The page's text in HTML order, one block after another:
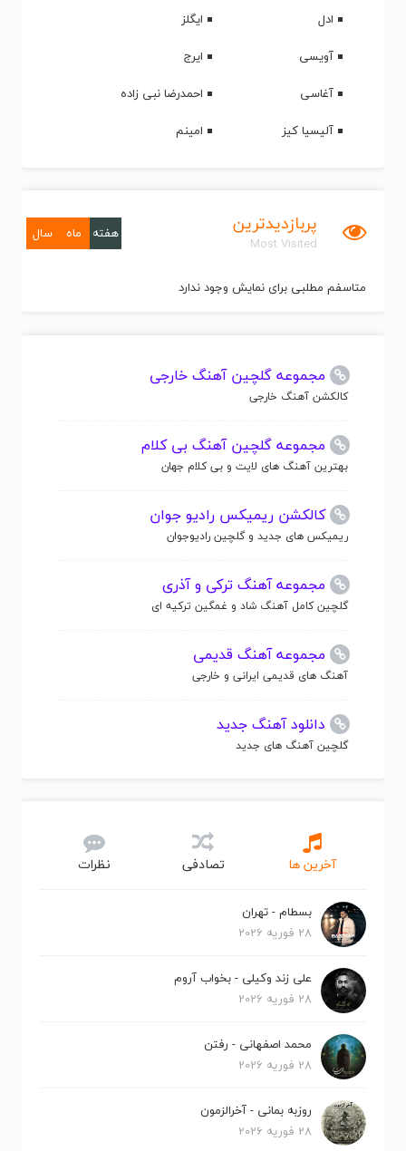
ادل
ایگلز
آویسی
ایرج
آغاسی
احمدرضا نبی زاده
آلیسیا کیز
امینم
پربازدیدترین
Most Visited
هفته ماه سال
متاسفم مطلبی برای نمایش وجود ندارد
مجموعه گلچین آهنگ خارجی
کالکشن آهنگ خارجی
مجموعه گلچین آهنگ بی کلام
بهترین آهنگ های لایت و بی کلام جهان
کالکشن ریمیکس رادیو جوان
ریمیکس های جدید و گلچین رادیوجوان
مجموعه آهنگ ترکی و آذری
گلچین کامل آهنگ شاد و غمگین ترکیه ای
مجموعه آهنگ قدیمی
آهنگ های قدیمی ایرانی و خارجی
دانلود آهنگ جدید
گلچین آهنگ های جدید
آخرین ها تصادفی نظرات
بسطام - تهران
28 فوریه 2026
علی زند وکیلی - بخواب آروم
28 فوریه 2026
محمد اصفهانی - رفتن
28 فوریه 2026
روزبه بمانی - آخرالزمون
28 فوریه 2026